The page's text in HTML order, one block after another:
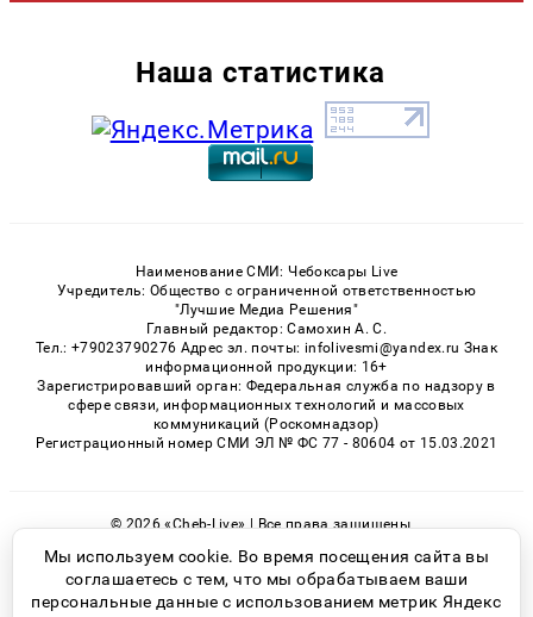
Наша статистика
Наименование СМИ: Чебоксары Live
Учредитель: Общество с ограниченной ответственностью
"Лучшие Медиа Решения"
Главный редактор: Самохин А. С.
Тел.: +79023790276 Адрес эл. почты: infolivesmi@yandex.ru Знак
информационной продукции: 16+
Зарегистрировавший орган: Федеральная служба по надзору в
сфере связи, информационных технологий и массовых
коммуникаций (Роскомнадзор)
Регистрационный номер СМИ ЭЛ № ФС 77 - 80604 от 15.03.2021
© 2026 «Cheb-Live» | Все права защищены
Возрастная категория сайта 16+
Политика конфиденциальности
Мы используем cookie. Во время посещения сайта вы
соглашаетесь с тем, что мы обрабатываем ваши
персональные данные с использованием метрик Яндекс